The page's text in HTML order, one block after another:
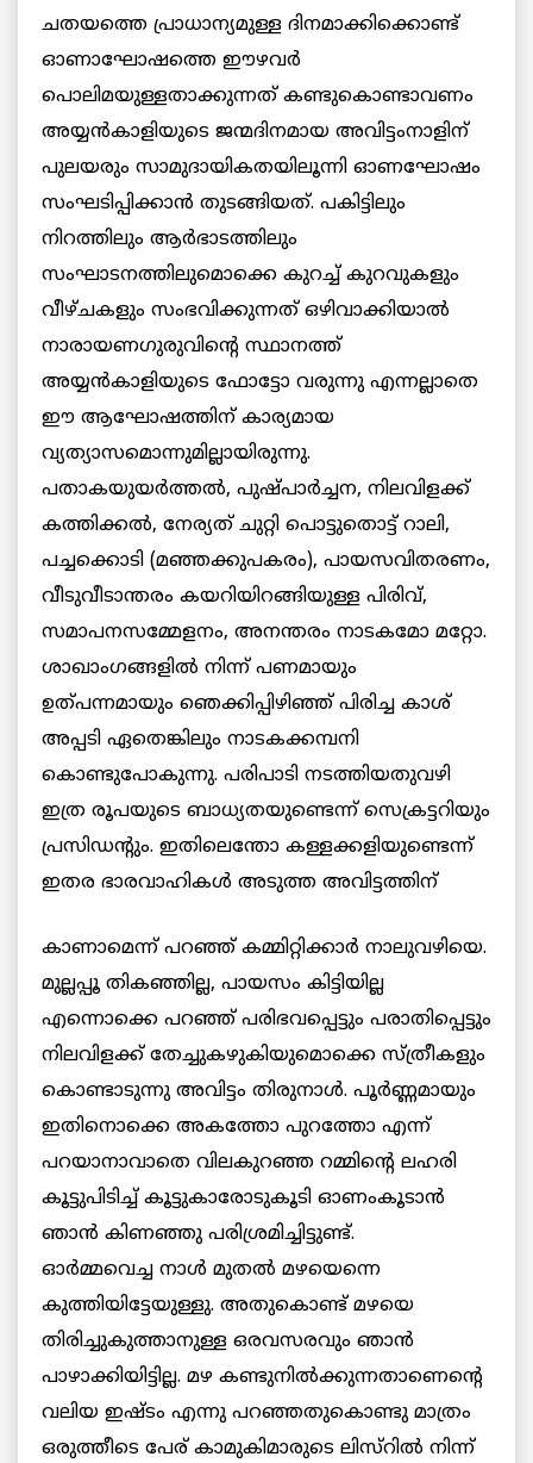
ചതയത്തെ പ്രാധാന്യമുള്ള ദിനമാക്കിക്കൊണ്ട്
ഓണാഘോഷത്തെ ഈഴവര്‍
പൊലിമയുള്ളതാക്കുന്നത് കണ്ടുകൊണ്ടാവണം
അയ്യന്‍കാളിയുടെ ജന്മദിനമായ അവിട്ടംനാളിന്
പുലയരും സാമുദായികതയിലൂന്നി ഓണഘോഷം
സംഘടിപ്പിക്കാന്‍ തുടങ്ങിയത്. പകിട്ടിലും
നിറത്തിലും ആര്‍ഭാടത്തിലും
സംഘാടനത്തിലുമൊക്കെ കുറച്ച് കുറവുകളും
വീഴ്ചകളും സംഭവിക്കുന്നത് ഒഴിവാക്കിയാല്‍
നാരായണഗുരുവിന്റെ സ്ഥാനത്ത്
അയ്യന്‍കാളിയുടെ ഫോട്ടോ വരുന്നു എന്നല്ലാതെ
ഈ ആഘോഷത്തിന് കാര്യമായ
വ്യത്യാസമൊന്നുമില്ലായിരുന്നു.
പതാകയുയര്‍ത്തല്‍, പുഷ്പാര്‍ച്ചന, നിലവിളക്ക്
കത്തിക്കല്‍, നേര്യത് ചുറ്റി പൊട്ടുതൊട്ട് റാലി,
പച്ചക്കൊടി (മഞ്ഞക്കുപകരം), പായസവിതരണം,
വീടുവീടാന്തരം കയറിയിറങ്ങിയുള്ള പിരിവ്,
സമാപനസമ്മേളനം, അനന്തരം നാടകമോ മറ്റോ.
ശാഖാംഗങ്ങളില്‍ നിന്ന് പണമായും
ഉത്പന്നമായും ഞെക്കിപ്പിഴിഞ്ഞ് പിരിച്ച കാശ്
അപ്പടി ഏതെങ്കിലും നാടകക്കമ്പനി
കൊണ്ടുപോകുന്നു. പരിപാടി നടത്തിയതുവഴി
ഇത്ര രൂപയുടെ ബാധ്യതയുണ്ടെന്ന് സെക്രട്ടറിയും
പ്രസിഡന്റും. ഇതിലെന്തോ കള്ളക്കളിയുണ്ടെന്ന്
ഇതര ഭാരവാഹികള്‍ അടുത്ത അവിട്ടത്തിന്
കാണാമെന്ന് പറഞ്ഞ് കമ്മിറ്റിക്കാര്‍ നാലുവഴിയെ.
മുല്ലപ്പൂ തികഞ്ഞില്ല, പായസം കിട്ടിയില്ല
എന്നൊക്കെ പറഞ്ഞ് പരിഭവപ്പെട്ടും പരാതിപ്പെട്ടും
നിലവിളക്ക് തേച്ചുകഴുകിയുമൊക്കെ സ്ത്രീകളും
കൊണ്ടാടുന്നു അവിട്ടം തിരുനാള്‍. പൂര്‍ണ്ണമായും
ഇതിനൊക്കെ അകത്തോ പുറത്തോ എന്ന്
പറയാനാവാതെ വിലകുറഞ്ഞ റമ്മിന്റെ ലഹരി
കൂട്ടുപിടിച്ച് കൂട്ടുകാരോടുകൂടി ഓണംകൂടാന്‍
ഞാന്‍ കിണഞ്ഞു പരിശ്രമിച്ചിട്ടുണ്ട്.
ഓര്‍മ്മവെച്ച നാള്‍ മുതല്‍ മഴയെന്നെ
കുത്തിയിട്ടേയുള്ളു. അതുകൊണ്ട് മഴയെ
തിരിച്ചുകുത്താനുള്ള ഒരവസരവും ഞാന്‍
പാഴാക്കിയിട്ടില്ല. മഴ കണ്ടുനില്‍ക്കുന്നതാണെന്റെ
വലിയ ഇഷ്ടം എന്നു പറഞ്ഞതുകൊണ്ടു മാത്രം
ഒരുത്തീടെ പേര് കാമുകിമാരുടെ ലിസ്റില്‍ നിന്ന്